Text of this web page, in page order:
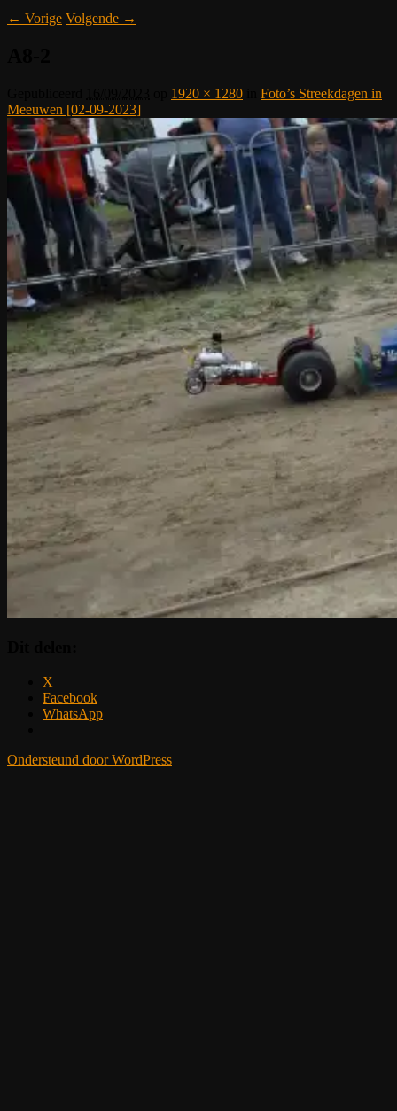
← Vorige Volgende →
1920 × 1280
Foto’s Streekdagen in
Meeuwen [02-09-2023]
X
Facebook
WhatsApp
Ondersteund door WordPress